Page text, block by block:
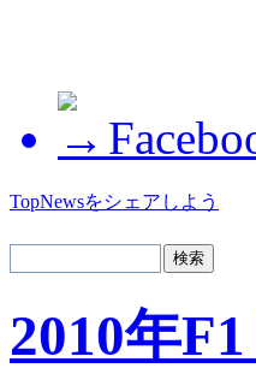
TopNewsをシェアしよう
2010年